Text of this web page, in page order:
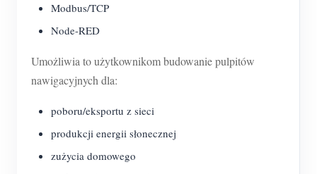
Modbus/TCP
Node-RED
Umożliwia to użytkownikom budowanie pulpitów
nawigacyjnych dla:
poboru/eksportu z sieci
produkcji energii słonecznej
zużycia domowego